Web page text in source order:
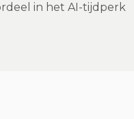
in het AI-tijdperk